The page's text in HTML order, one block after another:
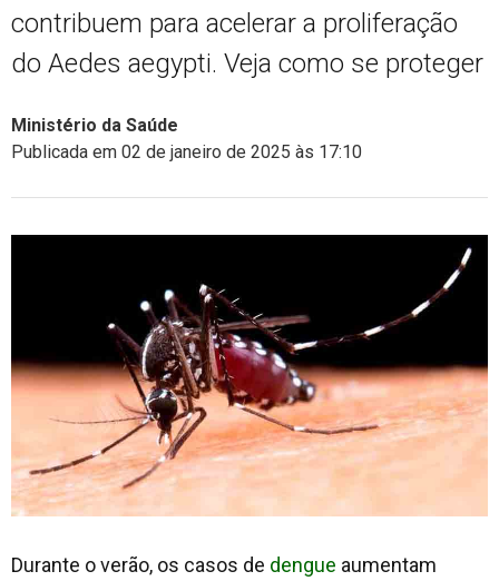
contribuem para acelerar a proliferação
do Aedes aegypti. Veja como se proteger
Ministério da Saúde
Publicada em 02 de janeiro de 2025 às 17:10
Durante o verão, os casos de dengue aumentam